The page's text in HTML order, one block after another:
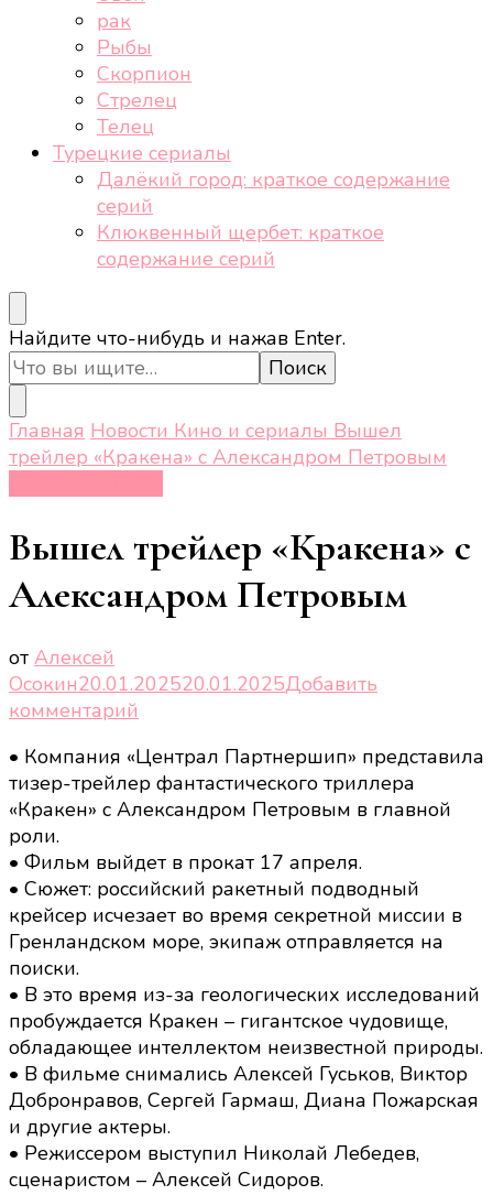
рак
Рыбы
Скорпион
Стрелец
Телец
Турецкие сериалы
Далёкий город: краткое содержание
серий
Клюквенный щербет: краткое
содержание серий
Ищите
что-
то?
Найдите что-нибудь и нажав Enter.
Главная Новости Кино и сериалы Вышел
трейлер «Кракена» с Александром Петровым
Вышел трейлер «Кракена» с
Александром Петровым
от Алексей
Осокин20.01.202520.01.2025Добавить
комментарий
Вышел
трейлер
«Кракена»
Александром
Петровым
• Компания «Централ Партнершип» представила
тизер-трейлер фантастического триллера
«Кракен» с Александром Петровым в главной
роли.
• Фильм выйдет в прокат 17 апреля.
• Сюжет: российский ракетный подводный
крейсер исчезает во время секретной миссии в
Гренландском море, экипаж отправляется на
поиски.
• В это время из-за геологических исследований
пробуждается Кракен – гигантское чудовище,
обладающее интеллектом неизвестной природы.
• В фильме снимались Алексей Гуськов, Виктор
Добронравов, Сергей Гармаш, Диана Пожарская
и другие актеры.
• Режиссером выступил Николай Лебедев,
сценаристом – Алексей Сидоров.